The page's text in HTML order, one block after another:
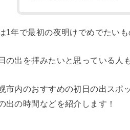
1年で最初の夜明けでめでたい
の出を拝みたいと思っている人
市内のおすすめの初日の出スポ
出の時間などを紹介します！